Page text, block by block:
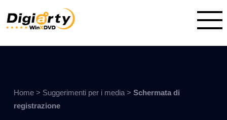
Home> Suggerimenti per i media> Schermata di
registrazione